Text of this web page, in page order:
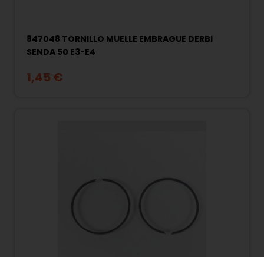
847048 TORNILLO MUELLE EMBRAGUE DERBI
SENDA 50 E3-E4
1,45 €